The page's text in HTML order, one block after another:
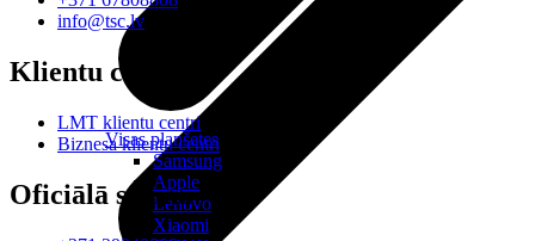
Visas planšetes
Samsung
Apple
Lenovo
Xiaomi
info@tsc.lv
Klientu centri
LMT klientu centri
Biznesa klientu centri
Oficiālā saziņa